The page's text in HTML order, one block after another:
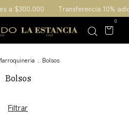
a $300.000 Transferencia 10%
0
Bolsos
Bolsos
Filtrar